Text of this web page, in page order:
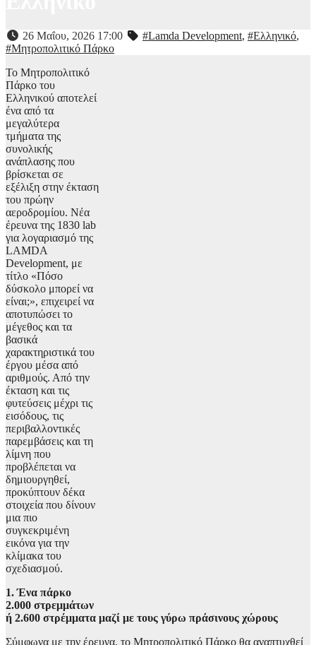
26 Μαΐου, 2026 17:00 #Lamda Development, #Ελληνικό,
#Μητροπολιτικό Πάρκο
Το Μητροπολιτικό
Πάρκο του
Ελληνικού αποτελεί
ένα από τα
μεγαλύτερα
τμήματα της
συνολικής
ανάπλασης που
βρίσκεται σε
εξέλιξη στην έκταση
του πρώην
αεροδρομίου. Νέα
έρευνα της 1830 lab
για λογαριασμό της
LAMDA
Development, με
τίτλο «Πόσο
δύσκολο μπορεί να
είναι;», επιχειρεί να
αποτυπώσει το
μέγεθος και τα
βασικά
χαρακτηριστικά του
έργου μέσα από
αριθμούς. Από την
έκταση και τις
φυτεύσεις μέχρι τις
εισόδους, τις
περιβαλλοντικές
παρεμβάσεις και τη
λίμνη που
προβλέπεται να
δημιουργηθεί,
προκύπτουν δέκα
στοιχεία που δίνουν
μια πιο
συγκεκριμένη
εικόνα για την
κλίμακα του
σχεδιασμού.
1. Ένα πάρκο
2.000 στρεμμάτων
ή 2.600 στρέμματα μαζί με τους γύρω πράσινους χώρους
Σύμφωνα με την έρευνα, το Μητροπολιτικό Πάρκο θα αναπτυχθεί